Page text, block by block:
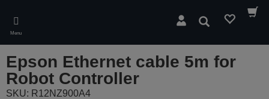
main
content
Menu
Pesquisar
Epson Ethernet cable 5m for
Robot Controller
SKU: R12NZ900A4